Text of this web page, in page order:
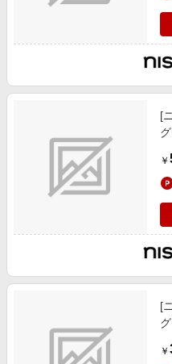
[
￥
[
￥